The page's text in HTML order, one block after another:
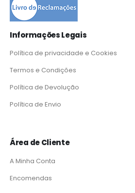
Informações Legais
Política de privacidade e Cookies
Termos e Condições
Política de Devolução
Política de Envio
Área de Cliente
A Minha Conta
Encomendas